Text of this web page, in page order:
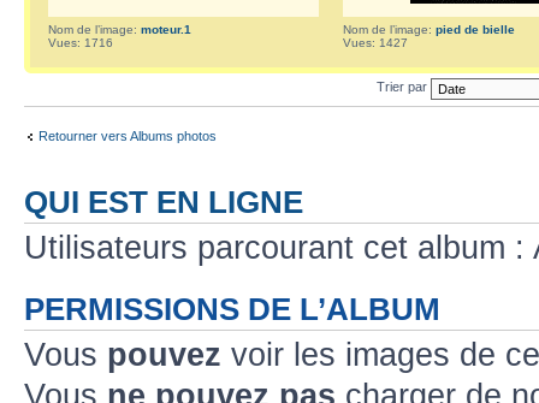
Nom de l’image: moteur.1
Vues: 1716
Nom de l’image: pied de bielle
Vues: 1427
Trier par
Retourner vers Albums photos
QUI EST EN LIGNE
Utilisateurs parcourant cet album
PERMISSIONS DE L’ALBUM
Vous pouvez voir les images de
Vous ne pouvez pas charger de